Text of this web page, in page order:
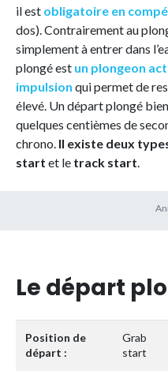
il est obligatoire en
dos). Contrairement au
simplement à entrer dans
plongé est un plongeon
impulsion qui permet de
élevé. Un départ plongé
quelques centièmes de
chrono. Il existe deux
start et le track start.
Le départ
Position de
départ :
Grab
start